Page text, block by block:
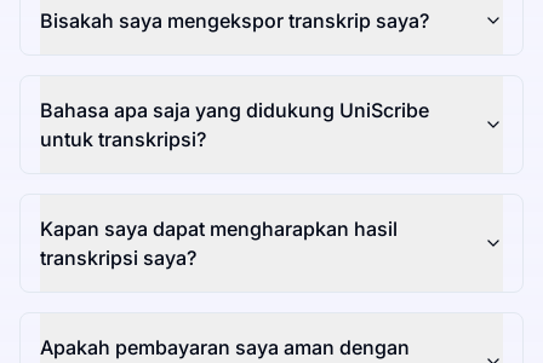
Bisakah saya mengekspor transkrip saya?
Bahasa apa saja yang didukung UniScribe
untuk transkripsi?
Kapan saya dapat mengharapkan hasil
transkripsi saya?
Apakah pembayaran saya aman dengan